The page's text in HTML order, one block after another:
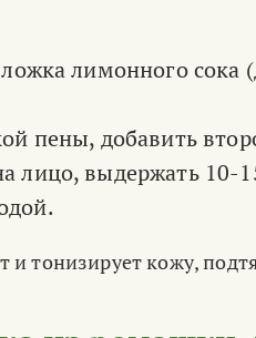
лимонного
пены, добавить
лицо, выдержать 10-
и тонизирует кожу,